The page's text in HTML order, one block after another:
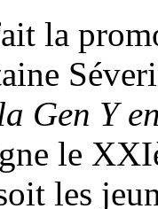
la
Gen Y
le
les